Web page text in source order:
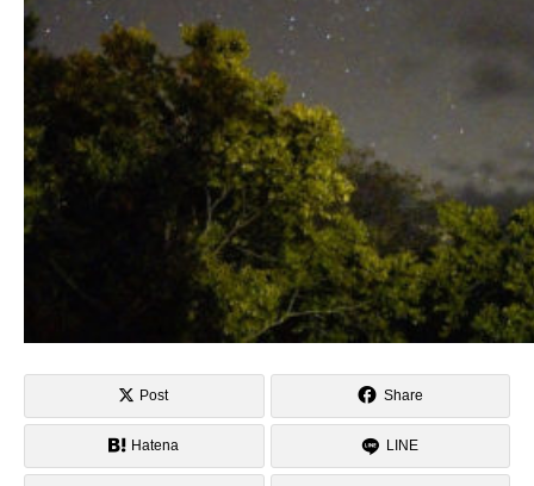
Post Share
Hatena LINE